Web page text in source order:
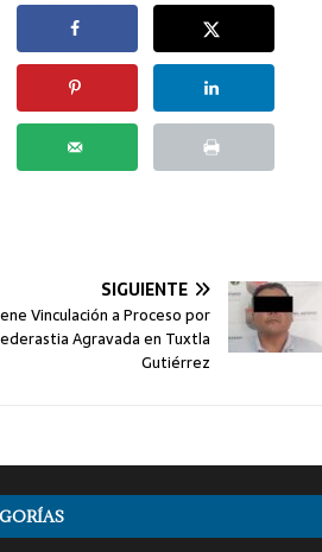
SIGUIENTE
Vinculación a Proceso por
Agravada en Tuxtla
Gutiérrez